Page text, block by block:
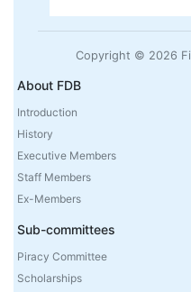
Copyright © 2026
About FDB
Introduction
History
Executive Members
Staff Members
Ex-Members
Sub-committees
Piracy Committee
Scholarships